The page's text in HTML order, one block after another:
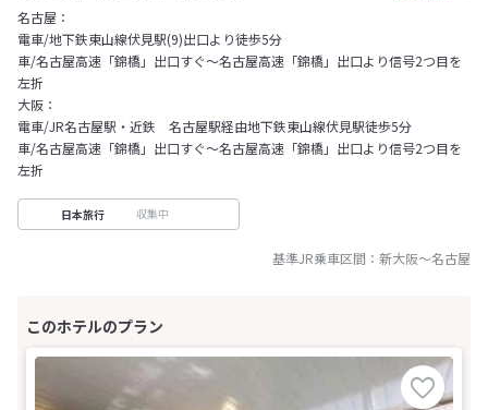
名古屋：
電車/地下鉄東山線伏見駅(9)出口より徒歩5分
車/名古屋高速「錦橋」出口すぐ～名古屋高速「錦橋」出口より信号2つ目を
左折
大阪：
電車/JR名古屋駅・近鉄 名古屋駅経由地下鉄東山線伏見駅徒歩5分
車/名古屋高速「錦橋」出口すぐ～名古屋高速「錦橋」出口より信号2つ目を
左折
日本旅行 収集中
基準JR乗車区間： 新大阪～名古屋